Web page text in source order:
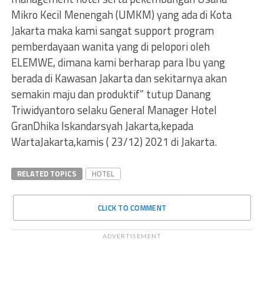
Mikro Kecil Menengah (UMKM) yang ada di Kota
Jakarta maka kami sangat support program
pemberdayaan wanita yang di pelopori oleh
ELEMWE, dimana kami berharap para Ibu yang
berada di Kawasan Jakarta dan sekitarnya akan
semakin maju dan produktif” tutup Danang
Triwidyantoro selaku General Manager Hotel
GranDhika Iskandarsyah Jakarta,kepada
WartaJakarta,kamis ( 23/12) 2021 di Jakarta.
RELATED TOPICS HOTEL
CLICK TO COMMENT
ADVERTISEMENT